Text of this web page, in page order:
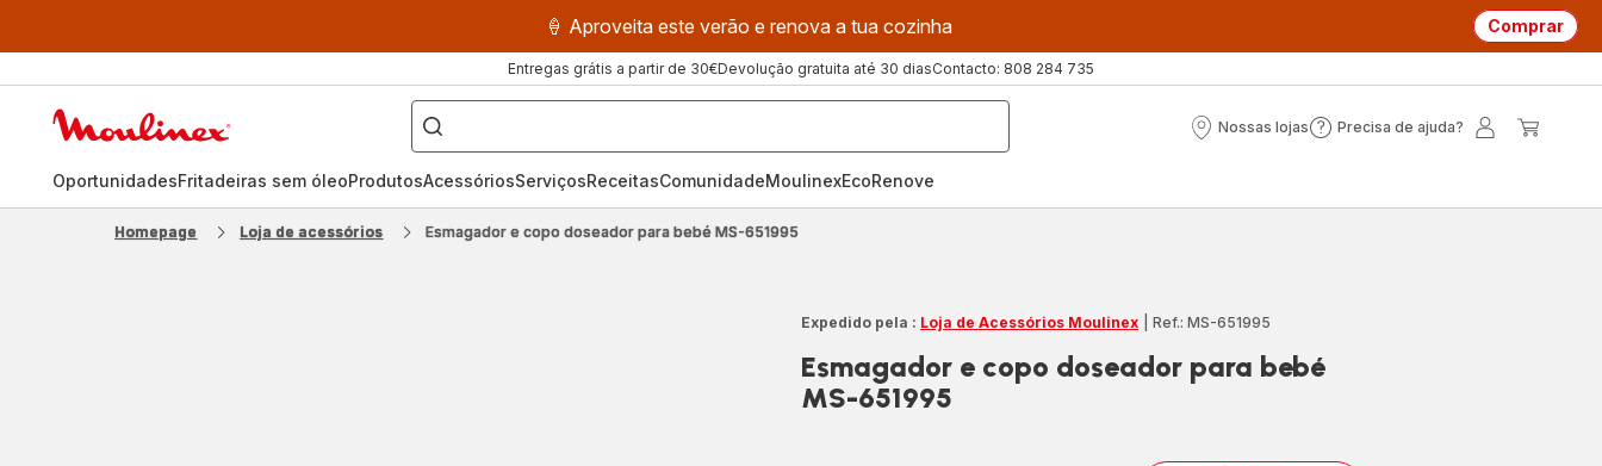
🍦 Aproveita este verão e renova a tua cozinha Comprar
Entregas grátis a partir de 30€Devolução gratuita até 30 diasContacto: 808 284 735
O
que
pretende
procurar?
Nossas lojas
Nossas
Precisa de ajuda?
Precisa
OportunidadesFritadeiras sem óleoProdutosAcessóriosServiçosReceitasComunidadeMoulinexEcoRenove
Homepage Loja de acessórios Esmagador e copo doseador para bebé MS-651995
Expedido pela : Loja de Acessórios Moulinex Ref.: MS-651995
Esmagador e copo doseador para bebé
MS-651995